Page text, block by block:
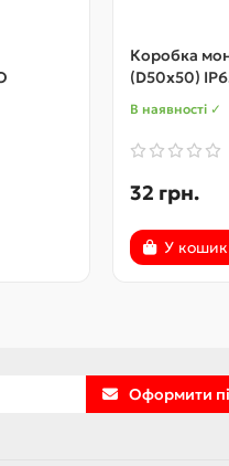
Коробка
(D50x50)
В наявності ✓
32 грн.
У кошик
Оформити